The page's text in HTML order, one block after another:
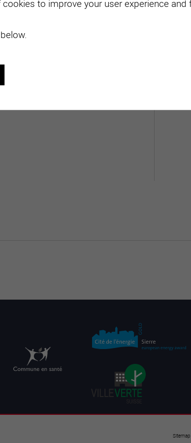
publique
Sitemap
to improve your user experience